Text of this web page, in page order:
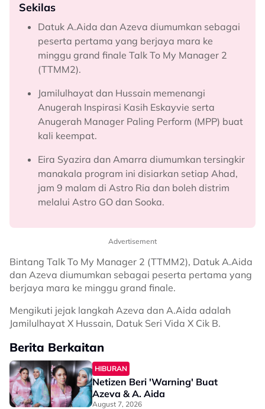
Sekilas
Datuk A.Aida dan Azeva diumumkan sebagai
peserta pertama yang berjaya mara ke
minggu grand finale Talk To My Manager 2
(TTMM2).
Jamilulhayat dan Hussain memenangi
Anugerah Inspirasi Kasih Eskayvie serta
Anugerah Manager Paling Perform (MPP) buat
kali keempat.
Eira Syazira dan Amarra diumumkan tersingkir
manakala program ini disiarkan setiap Ahad,
jam 9 malam di Astro Ria dan boleh distrim
melalui Astro GO dan Sooka.
Advertisement
Bintang Talk To My Manager 2 (TTMM2), Datuk A.Aida
dan Azeva diumumkan sebagai peserta pertama yang
berjaya mara ke minggu grand finale.
Mengikuti jejak langkah Azeva dan A.Aida adalah
Jamilulhayat X Hussain, Datuk Seri Vida X Cik B.
Berita Berkaitan
HIBURAN
Netizen Beri 'Warning' Buat
Azeva & A. Aida
August 7, 2026